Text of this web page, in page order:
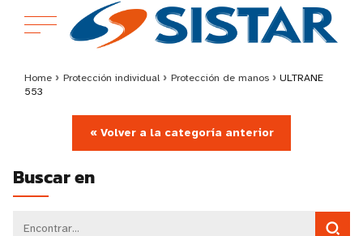
Home › Protección individual › Protección de manos › ULTRANE
553
« Volver a la categoría anterior
Buscar en